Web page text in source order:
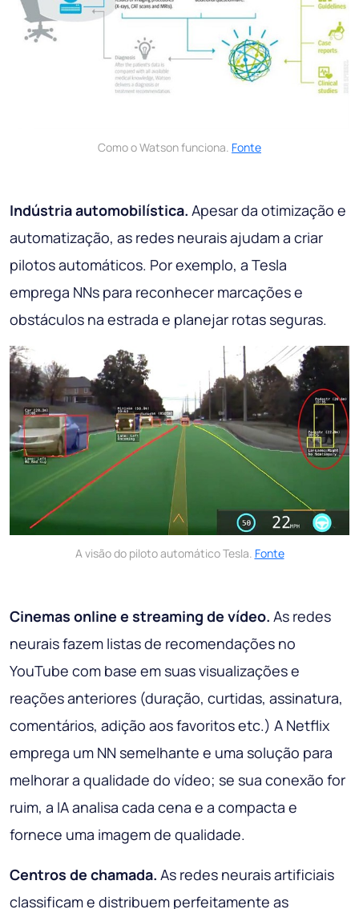
Como o Watson funciona. Fonte
Indústria automobilística. Apesar da otimização e
automatização, as redes neurais ajudam a criar
pilotos automáticos. Por exemplo, a Tesla
emprega NNs para reconhecer marcações e
obstáculos na estrada e planejar rotas seguras.
A visão do piloto automático Tesla. Fonte
Cinemas online e streaming de vídeo. As redes
neurais fazem listas de recomendações no
YouTube com base em suas visualizações e
reações anteriores (duração, curtidas, assinatura,
comentários, adição aos favoritos etc.) A Netflix
emprega um NN semelhante e uma solução para
melhorar a qualidade do vídeo; se sua conexão for
ruim, a IA analisa cada cena e a compacta e
fornece uma imagem de qualidade.
Centros de chamada. As redes neurais artificiais
classificam e distribuem perfeitamente as